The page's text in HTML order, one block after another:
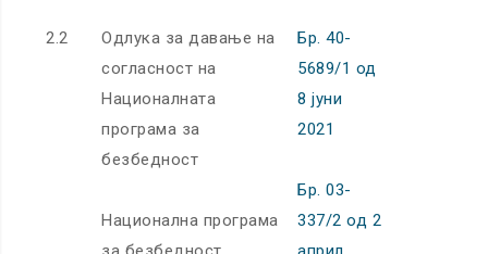
2.2
Одлука за давање на
согласност на
Националната
програма за
безбедност
Национална програма
Бр. 40-
5689/1 од
8 јуни
2021
Бр. 03-
337/2 од 2